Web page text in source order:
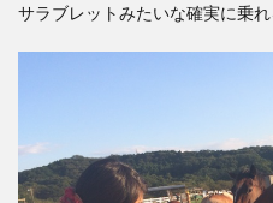
サラブレットみたいな確実に乗れ